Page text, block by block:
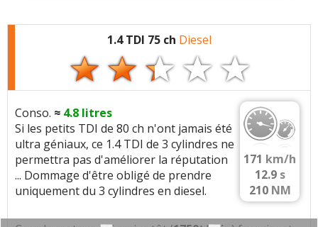
Commenter cet avis
(Votre post sera visible sous le commentaire
Tous les autresavis >>
Caractéristiques techniques:
3 cylindres(1199 cc)
Plus bruyantet vibrant qu'un 4 cylindres
Boîte(s) de vitesses :
Manuelle 5 vitesses
- (Consommation sur autoroute)
Transmission(s) :
1.4 TDI 75 ch Diesel
171 km/h
12.9 s
210 NM
Conso. ≈ 4.8 litres
Si les petits TDI de 80 ch n'ont jamais été
ultra géniaux, ce 1.4 TDI de 3 cylindres ne
permettra pas d'améliorer la réputation
... Dommage d'être obligé de prendre
uniquement du 3 cylindres en diesel.